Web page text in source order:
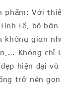
phẩm: Với
tế, bộ bàn
không gian
Không chỉ
hiện đại
trở nên